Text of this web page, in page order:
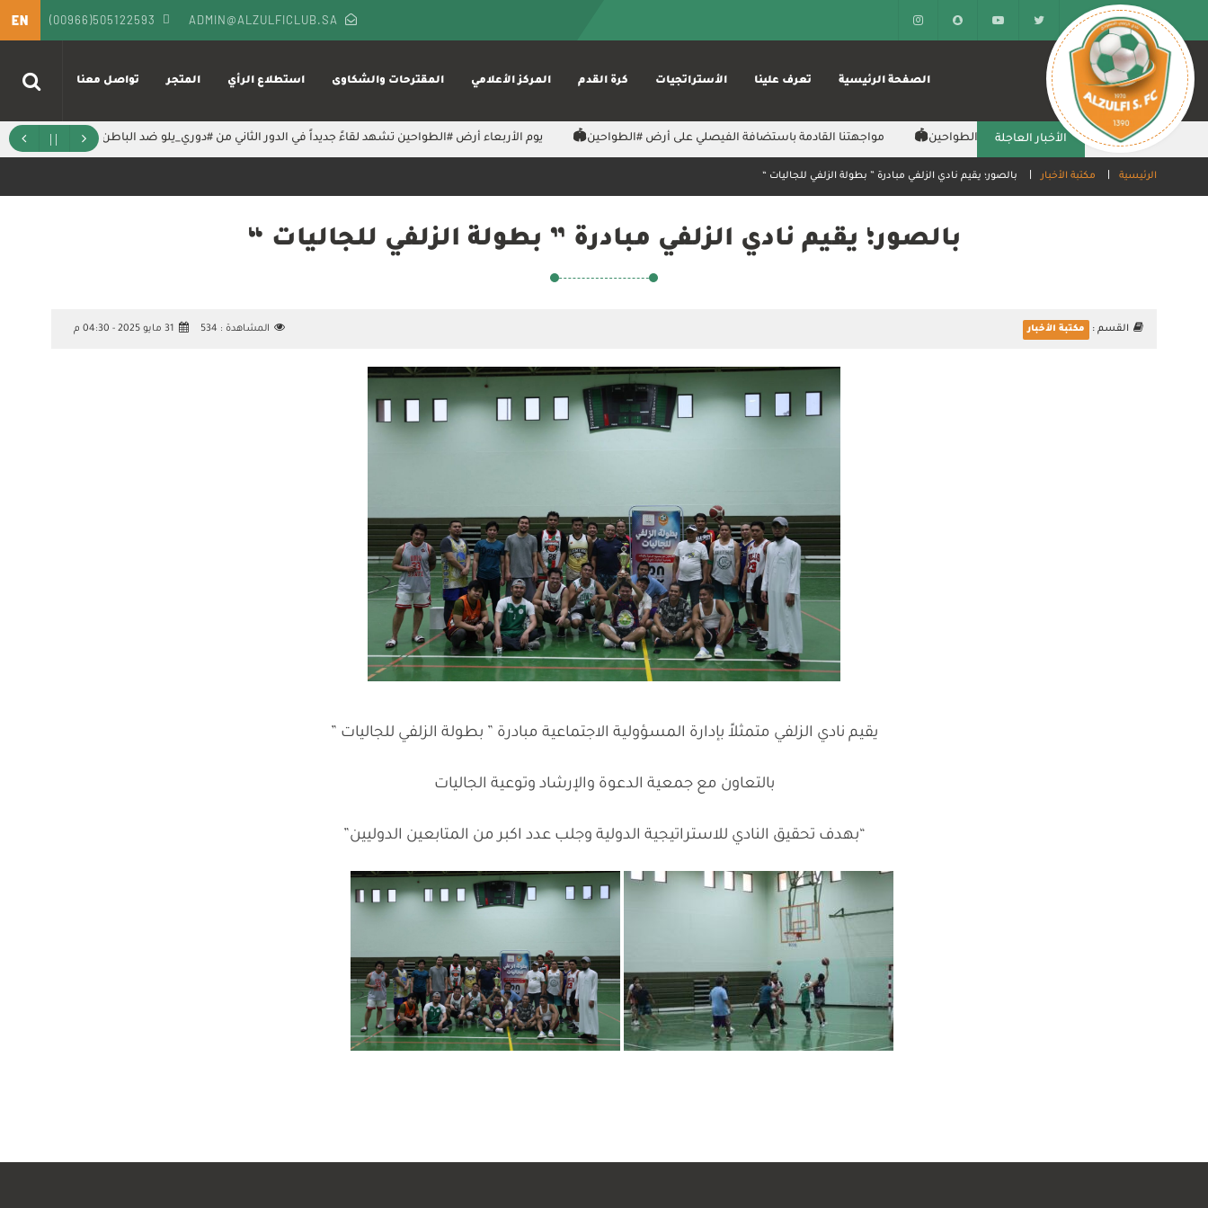
EN (00966)505122593 ADMIN@ALZULFICLUB.SA
الصفحة الرئيسية تعرف علينا الأستراتجيات كرة القدم المركز الأعلامي المقترحات والشكاوى استطلاع الرأي المتجر تواصل معنا
الأخبار العاجلة
القادمة باستضافة العدالة على أرض ⁧‫#الطواحين‬⁩🏟️ مواجهتنا القادمة باستضافة الفيصلي على أرض ⁧‫#الطواحين‬⁩🏟️ ‏يوم الأربعاء أرض ⁧‫#الطواحين‬⁩ تشهد لقاءً جديداً في الدور الثاني من ⁧‫#دوري_يلو‬⁩ ضد الباطن 🗓️⚡️ ‏الخير
الرئيسية مكتبة الأخبار بالصور؛ يقيم نادي الزلفي مبادرة ” بطولة الزلفي للجاليات “
بالصور؛ يقيم نادي الزلفي مبادرة ” بطولة الزلفي للجاليات “
القسم : مكتبة الأخبار المشاهدة : 534 31 مايو 2025 - 04:30 م
يقيم نادي الزلفي متمثلاً بإدارة المسؤولية الاجتماعية مبادرة ” بطولة الزلفي للجاليات ”
بالتعاون مع جمعية الدعوة والإرشاد وتوعية الجاليات
“بهدف تحقيق النادي للاستراتيجية الدولية وجلب عدد اكبر من المتابعين الدوليين”